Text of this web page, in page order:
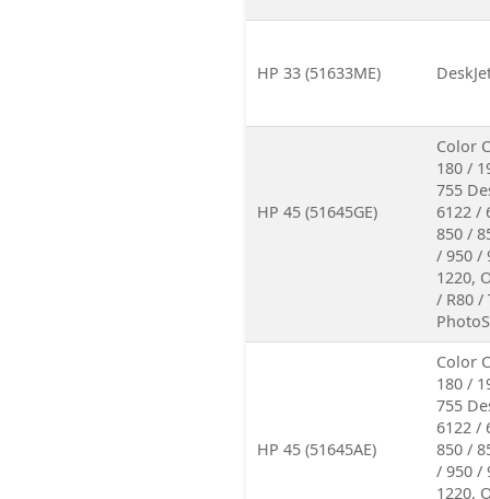
HP 33 (51633ME)
HP 45 (51645GE)
Color
180 /
755
6122 /
850 /
/ 950 /
1220,
/ R80 /
HP 45 (51645AE)
Color
180 /
755
6122 /
850 /
/ 950 /
1220,